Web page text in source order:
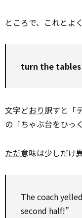
ところで、これとよ
turn the tables
文字どおり訳すと「
の「ちゃぶ台をひっ
ただ意味は少しだけ
The coach
second half!”